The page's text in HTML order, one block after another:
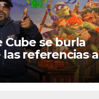
Cube se burla
las referencias a
cultura pop de
York en